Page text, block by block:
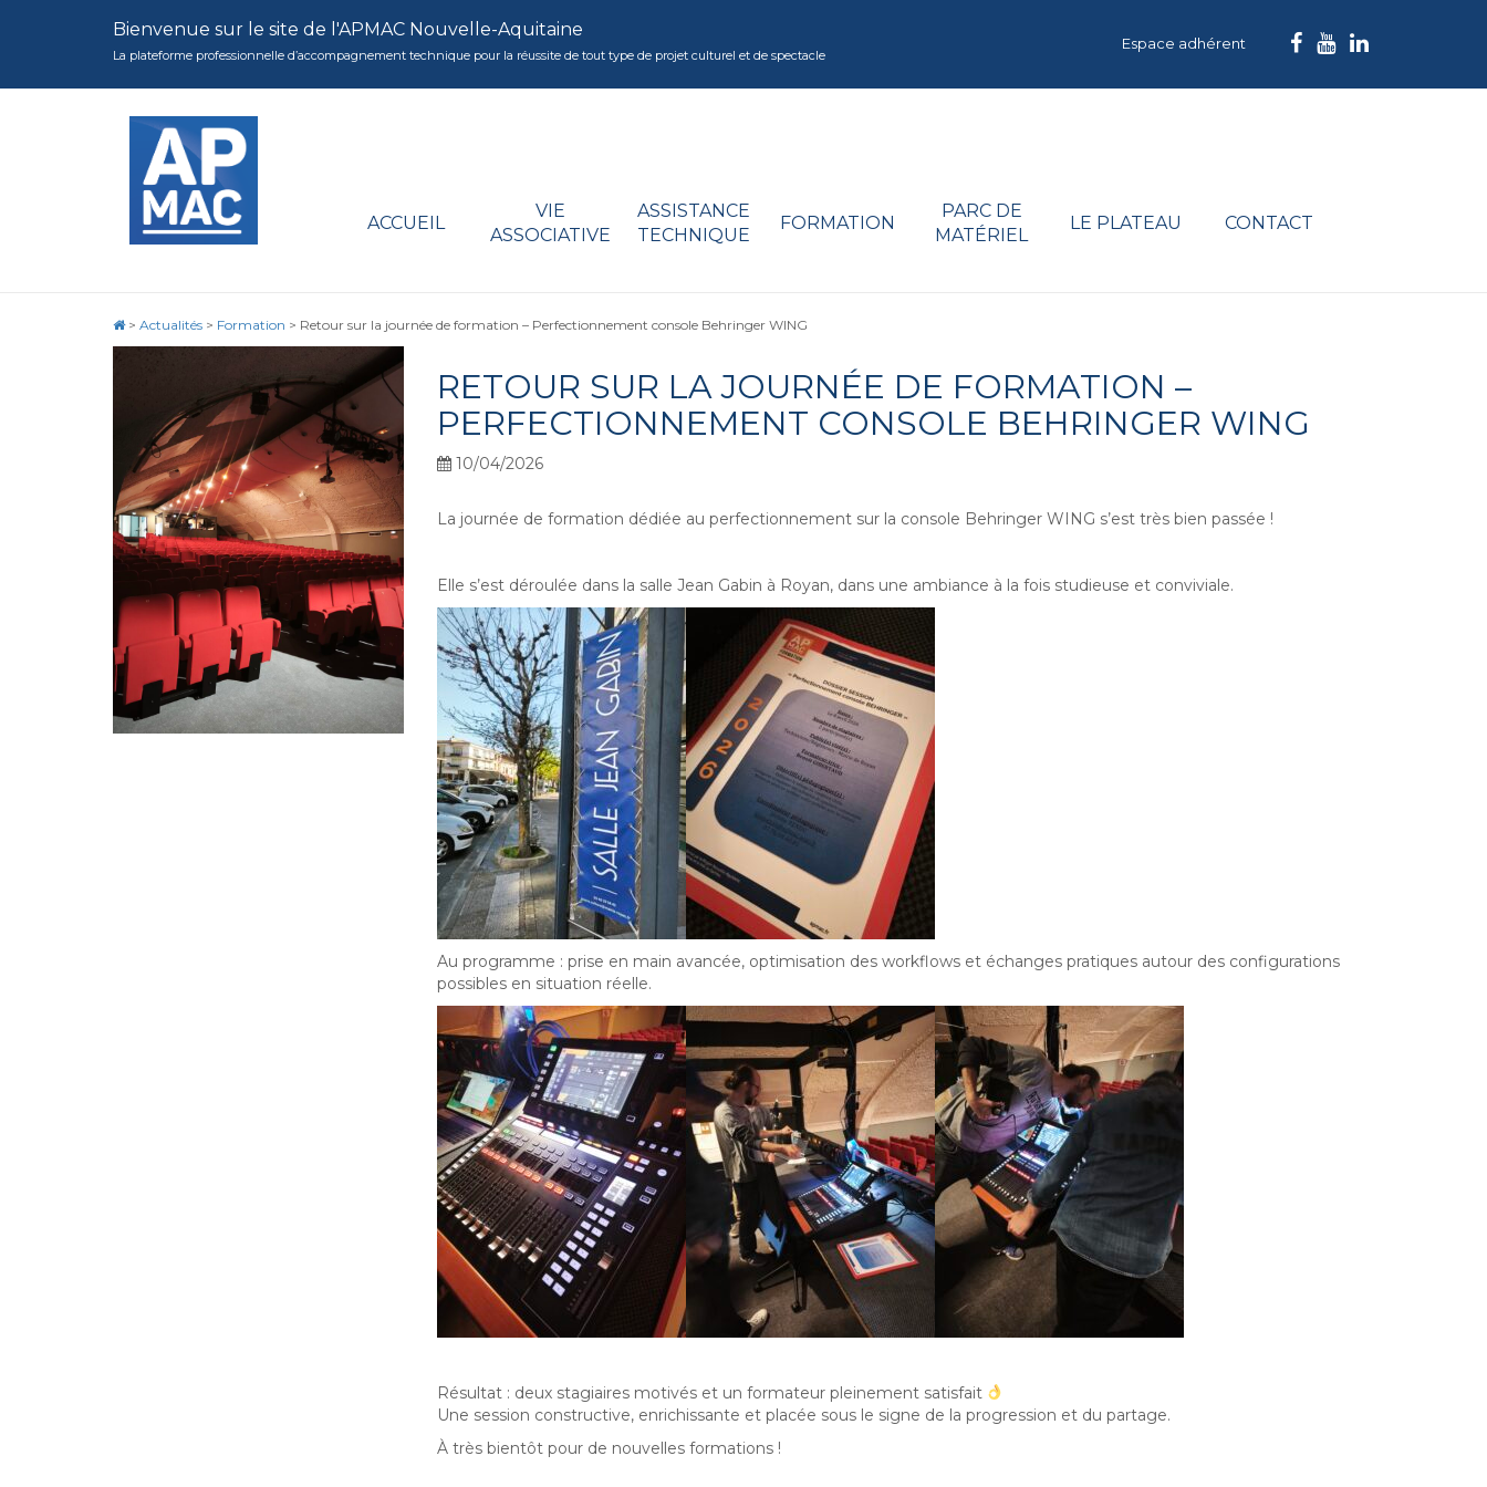
Bienvenue sur le site de l'APMAC Nouvelle-Aquitaine
La plateforme professionnelle d’accompagnement technique pour la réussite de tout type de projet culturel et de spectacle
Espace adhérent
ACCUEIL
VIE
ASSOCIATIVE
ASSISTANCE
TECHNIQUE
FORMATION
PARC DE
MATÉRIEL
LE PLATEAU CONTACT
> Actualités > Formation > Retour sur la journée de formation – Perfectionnement console Behringer WING
RETOUR SUR LA JOURNÉE DE FORMATION –
PERFECTIONNEMENT CONSOLE BEHRINGER WING
10/04/2026
La journée de formation dédiée au perfectionnement sur la console Behringer WING s’est très bien passée !
Elle s’est déroulée dans la salle Jean Gabin à Royan, dans une ambiance à la fois studieuse et conviviale.
Au programme : prise en main avancée, optimisation des workflows et échanges pratiques autour des configurations
possibles en situation réelle.
Résultat : deux stagiaires motivés et un formateur pleinement satisfait
Une session constructive, enrichissante et placée sous le signe de la progression et du partage.
À très bientôt pour de nouvelles formations !